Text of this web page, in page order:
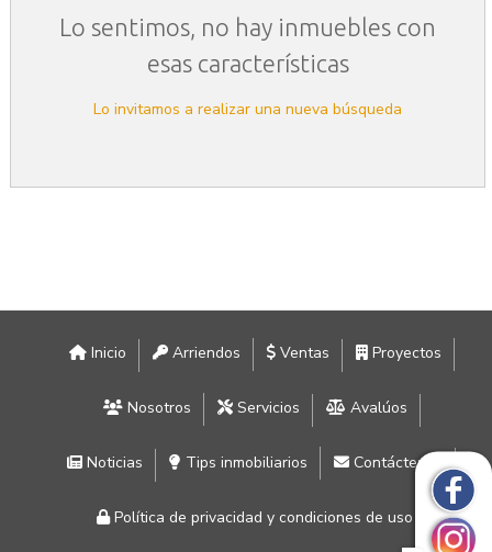
Lo sentimos, no hay inmuebles con
esas características
Lo invitamos a realizar una nueva búsqueda
Inicio Arriendos Ventas Proyectos
Nosotros Servicios Avalúos
Noticias Tips inmobiliarios Contáctenos
Política de privacidad y condiciones de uso